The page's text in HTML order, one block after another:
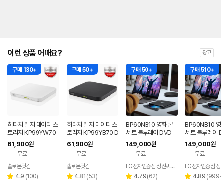
이런 상품 어때요? 광고
구매 130+
히타치 엘지 데이터 스
토리지 KP99YW70
DVD 화이트 외장OD
D CD DVD 리핑 안드
로이드
61,900원
무료
페이
솔로몬닷컴
별 4.9 리
(100)
구매 50+
히타치 엘지 데이터 스
토리지 KP99YB70 D
VD 블랙 외장ODD C
D DVD 리핑 안드로이
61,900원
무료
페이
솔로몬닷컴
별 4.81 리
(53)
구매 50+
BP60NB10 영화 콘
서트 블루레이 DVD
플레이어 노트북 외장
ODD 맥 호환
149,000원
무료
LG전자인증점 정진씨앤에스
별 4.79 리
(62)
구매 510+
BP60NB10 영
서트 블루레이
D 재생 리핑 노
장 ODD
149,000원
무료
별 4.89 리
(